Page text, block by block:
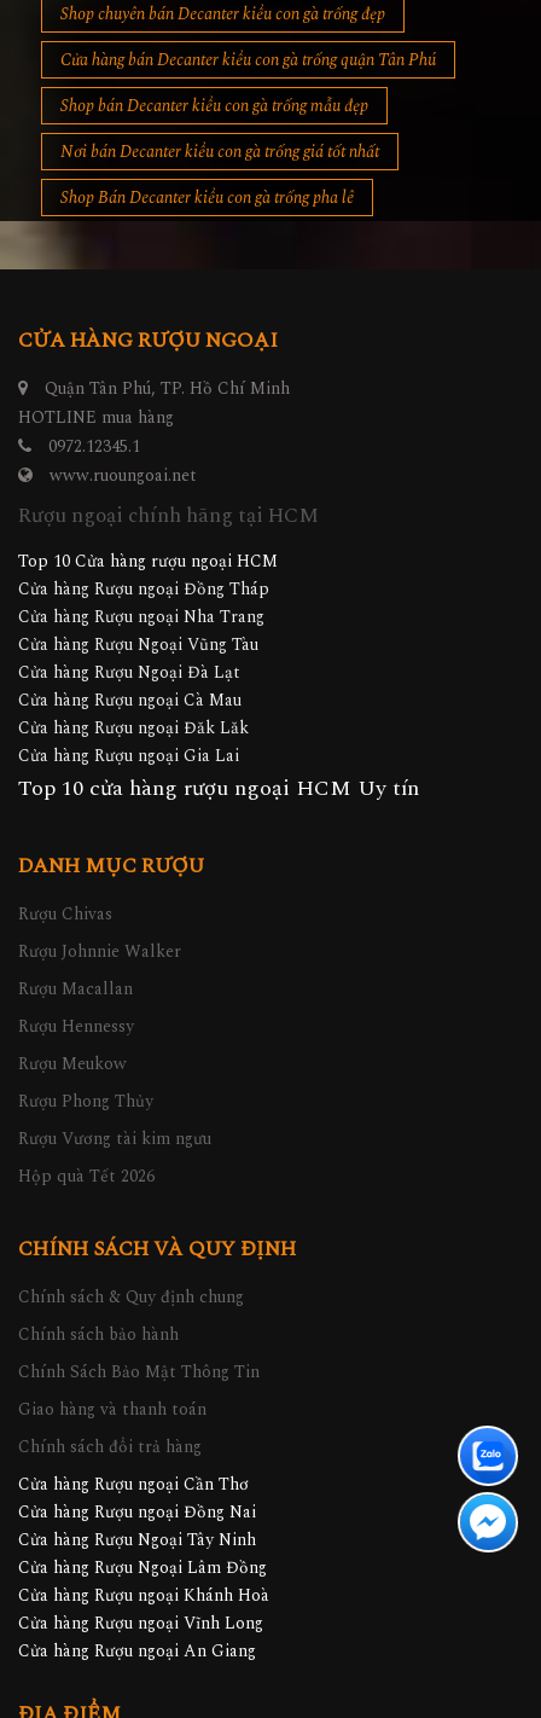
Shop chuyên bán Decanter kiểu con gà trống đẹp
Cửa hàng bán Decanter kiểu con gà trống quận Tân Phú
Shop bán Decanter kiểu con gà trống mẫu đẹp
Nơi bán Decanter kiểu con gà trống giá tốt nhất
Shop Bán Decanter kiểu con gà trống pha lê
CỬA HÀNG RƯỢU NGOẠI
Quận Tân Phú, TP. Hồ Chí Minh
HOTLINE mua hàng
0972.12345.1
www.ruoungoai.net
Rượu ngoại chính hãng tại HCM
Top 10 Cửa hàng rượu ngoại HCM
Cửa hàng Rượu ngoại Đồng Tháp
Cửa hàng Rượu ngoại Nha Trang
Cửa hàng Rượu Ngoại Vũng Tàu
Cửa hàng Rượu Ngoại Đà Lạt
Cửa hàng Rượu ngoại Cà Mau
Cửa hàng Rượu ngoại Đăk Lăk
Cửa hàng Rượu ngoại Gia Lai
Top 10 cửa hàng rượu ngoại HCM Uy tín
DANH MỤC RƯỢU
Rượu Chivas
Rượu Johnnie Walker
Rượu Macallan
Rượu Hennessy
Rượu Meukow
Rượu Phong Thủy
Rượu Vương tài kim ngưu
Hộp quà Tết 2026
CHÍNH SÁCH VÀ QUY ĐỊNH
Chính sách & Quy định chung
Chính sách bảo hành
Chính Sách Bảo Mật Thông Tin
Giao hàng và thanh toán
Chính sách đổi trả hàng
Cửa hàng Rượu ngoại Cần Thơ
Cửa hàng Rượu ngoại Đồng Nai
Cửa hàng Rượu Ngoại Tây Ninh
Cửa hàng Rượu Ngoại Lâm Đồng
Cửa hàng Rượu ngoại Khánh Hoà
Cửa hàng Rượu ngoại Vĩnh Long
Cửa hàng Rượu ngoại An Giang